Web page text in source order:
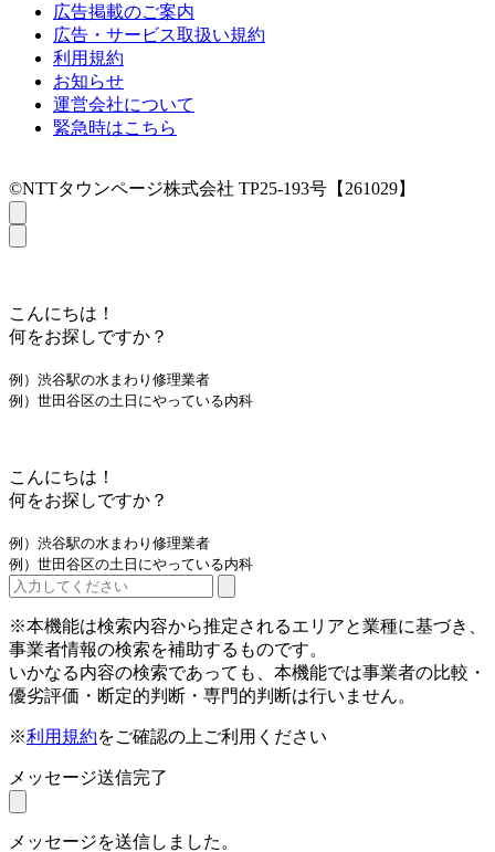
広告掲載のご案内
広告・サービス取扱い規約
利用規約
お知らせ
運営会社について
緊急時はこちら
©NTTタウンページ株式会社 TP25-193号【261029】
こんにちは！
何をお探しですか？
例）渋谷駅の水まわり修理業者
例）世田谷区の土日にやっている内科
こんにちは！
何をお探しですか？
例）渋谷駅の水まわり修理業者
例）世田谷区の土日にやっている内科
※本機能は検索内容から推定されるエリアと業種に基づき、
事業者情報の検索を補助するものです。
いかなる内容の検索であっても、本機能では事業者の比較・
優劣評価・断定的判断・専門的判断は行いません。
※利用規約をご確認の上ご利用ください
メッセージ送信完了
メッセージを送信しました。